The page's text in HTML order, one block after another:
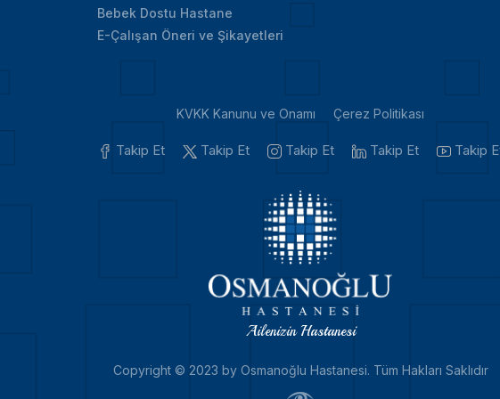
Bebek Dostu Hastane
E-Çalışan Öneri ve Şikayetleri
KVKK Kanunu ve Onamı Çerez Politikası
Takip Et Takip Et Takip Et Takip Et Takip
Ailenizin Hastanesi
Copyright © 2023 by Osmanoğlu Hastanesi. Tüm Hakları Saklıdır